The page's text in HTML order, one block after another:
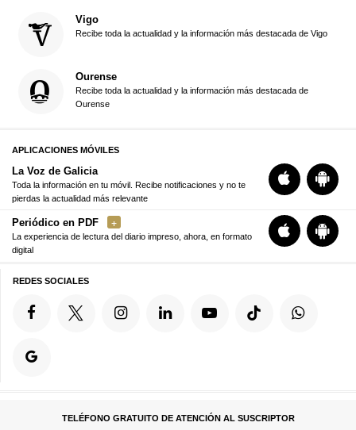
Vigo
Recibe toda la actualidad y la información más destacada de Vigo
Ourense
Recibe toda la actualidad y la información más destacada de
Ourense
APLICACIONES MÓVILES
La Voz de Galicia
Toda la información en tu móvil. Recibe notificaciones y no te
pierdas la actualidad más relevante
Periódico en PDF
La experiencia de lectura del diario impreso, ahora, en formato
digital
REDES SOCIALES
TELÉFONO GRATUITO DE ATENCIÓN AL SUSCRIPTOR